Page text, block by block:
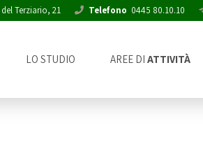
Terziario, 21 Telefono 0445 80.10.10
LO STUDIO AREE DIATTIVITÀ